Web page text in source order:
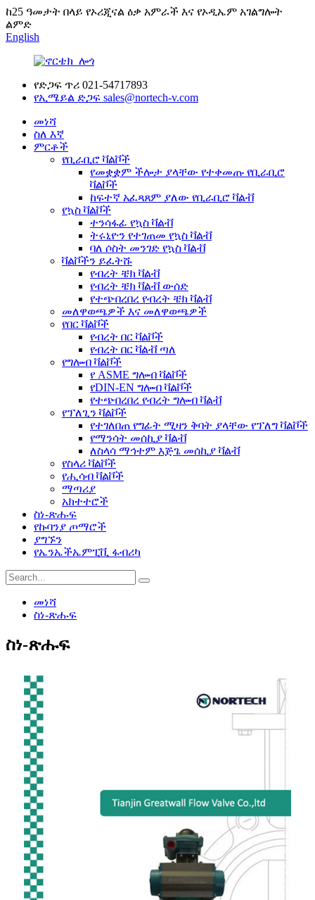
ከ25 ዓመታት በላይ የኦሪጂናል ዕቃ አምራች እና የኦዲኤም አገልግሎት
ልምድ
English
የድጋፍ ጥሪ 021-54717893
የኢሜይል ድጋፍ sales@nortech-v.com
መነሻ
ስለ እኛ
ምርቶች
የቢራቢሮ ቫልቮች
የመቋቋም ችሎታ ያላቸው የተቀመጡ የቢራቢሮ
ቫልቮች
ከፍተኛ አፈጻጸም ያለው የቢራቢሮ ቫልቭ
የኳስ ቫልቮች
ተንሳፋፊ የኳስ ቫልቭ
ትሩኒዮን የተገጠመ የኳስ ቫልቭ
ባለ ሶስት መንገድ የኳስ ቫልቭ
ቫልቮችን ይፈትሹ
የብረት ቼክ ቫልቭ
የብረት ቼክ ቫልቭ ውሰድ
የተጭበረበረ የብረት ቼክ ቫልቭ
መለዋወጫዎች እና መለዋወጫዎች
የበር ቫልቮች
የብረት በር ቫልቮች
የብረት በር ቫልቭ ጣለ
የግሎብ ቫልቮች
የ ASME ግሎብ ቫልቮች
የDIN-EN ግሎብ ቫልቮች
የተጭበረበረ የብረት ግሎብ ቫልቭ
የፕለጊን ቫልቮች
የተገለበጠ የግፊት ሚዛን ቅባት ያላቸው የፕለግ ቫልቮች
የማንሳት መሰኪያ ቫልቭ
ለስላሳ ማኅተም እጅጌ መሰኪያ ቫልቭ
የስላሪ ቫልቮች
የሒሳብ ቫልቮች
ማጣሪያ
አክተተሮች
ስነ-ጽሑፍ
የኩባንያ ጦማሮች
ያግኙን
የኤንኤችኤምፒቪ ፋብሪካ
መነሻ
ስነ-ጽሑፍ
ስነ-ጽሑፍ